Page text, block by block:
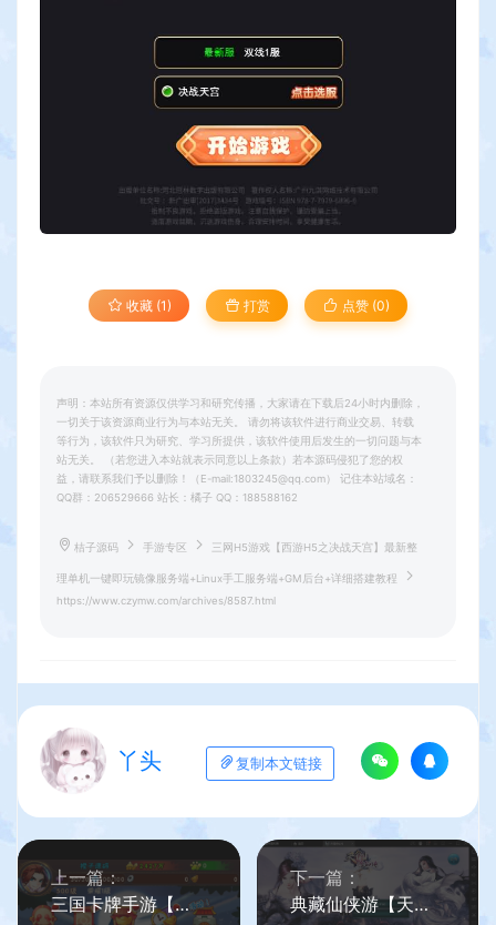
收藏 (1) 打赏 点赞 (0)
声明：本站所有资源仅供学习和研究传播，大家请在下载后24小时内删除，
一切关于该资源商业行为与本站无关。 请勿将该软件进行商业交易、转载
等行为，该软件只为研究、学习所提供，该软件使用后发生的一切问题与本
站无关。 （若您进入本站就表示同意以上条款）若本源码侵犯了您的权
益，请联系我们予以删除！（E-mail:1803245@qq.com） 记住本站域名：
QQ群：206529666 站长：橘子 QQ：188588162
桔子源码 手游专区 三网H5游戏【西游H5之决战天宫】最新整
理单机一键即玩镜像服务端+Linux手工服务端+GM后台+详细搭建教程
https://www.czymw.com/archives/8587.html
丫头 复制本文链接
上一篇：
三国卡牌手游【焰金少三】Linux手工服务端+安卓+GM授权后台+详细搭建教程
下一篇：
典藏仙侠游【天御修仙】最新整理WIN系服务端+安卓+GM后台+详细搭建教程